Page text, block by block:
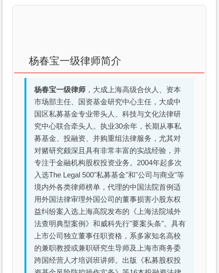
杨春宝一级律师简介
杨春宝一级律师 ，大成上海高级合伙人、资本
市场部主任、国资基金研究中心主任，大成中
国区私募基金专业带头人、科技与文化法律研
究中心联合牵头人。执业30余年，长期从事私
募基金、投融资、并购重组法律服务，尤其对
对赌研究颇深且具有非常丰富的实战经验，并
专注于金融机构股权投资业务。2004年起多次
入选The Legal 500"私募基金"和"公司与商业"等
境内外各类律师榜单，代理的中国法院首例适
用外国法律审理外国公司的董事损害小股东权
益纠纷案入选上海高院发布的《上海法院域外
法查明典型案例》和威科先行"要案头条"。具有
上市公司独立董事任职资格，系多家知名高校
的兼职教授或兼职研究生导师及上海市商务委
跨国经营人才培训班讲师。出版《私募股权投